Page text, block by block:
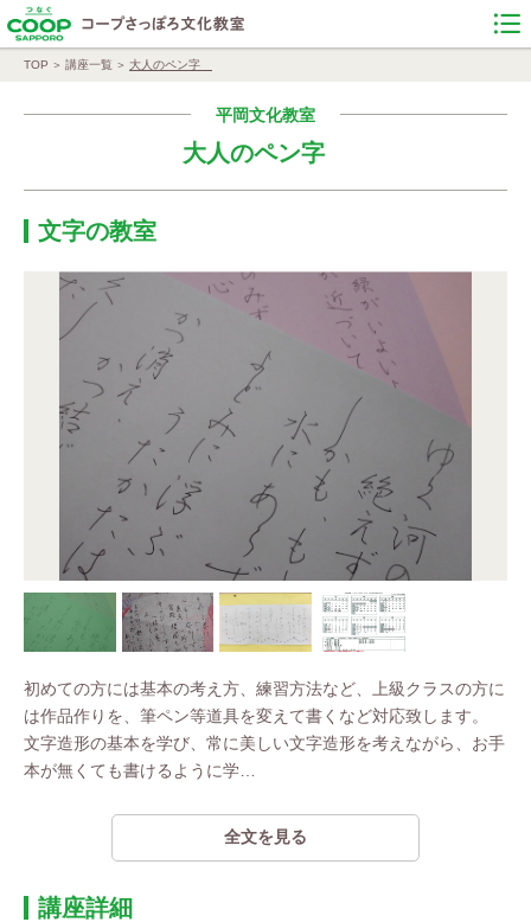
TOP 講座一覧 大人のペン字
平岡文化教室
大人のペン字
文字の教室
初めての方には基本の考え方、練習方法など、上級クラスの方に
は作品作りを、筆ペン等道具を変えて書くなど対応致します。
文字造形の基本を学び、常に美しい文字造形を考えながら、お手
本が無くても書けるように学
全文を見る
講座詳細